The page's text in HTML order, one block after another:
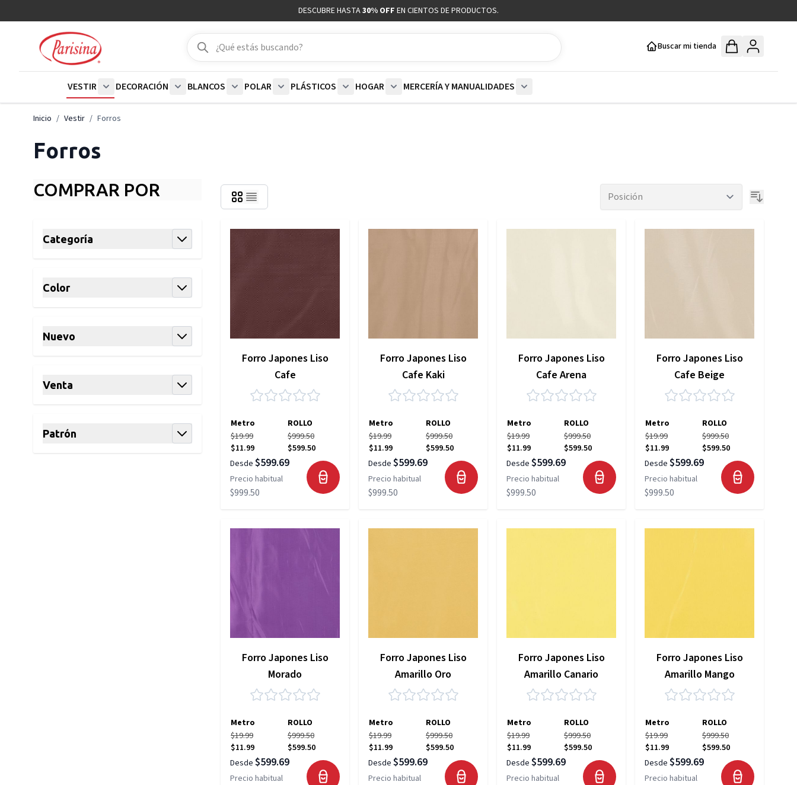
DESCUBRE HASTA30% OFF EN CIENTOS DE PRODUCTOS.
Buscar
Buscar
Buscar mi tienda
VESTIR
Show submenu for Vestir category
DECORACIÓN
BLANCOS
POLAR
PLÁSTICOS
HOGAR
MERCERÍA Y MANUALIDADES
Inicio / Vestir / Forros
Forros
COMPRAR POR
Categoría
Color
Nuevo
Venta
Patrón
Forro Japones Liso
Cafe
Metro
ROLLO
$19.99
$11.99
$999.50
$599.50
Desde $599.69
Precio habitual
$999.50
Forro Japones Liso
Cafe Kaki
Metro
ROLLO
$19.99
$11.99
$999.50
$599.50
Desde $599.69
Precio habitual
$999.50
Forro Japones Liso
Cafe Arena
Metro
ROLLO
$19.99
$11.99
$999.50
$599.50
Desde $599.69
Precio habitual
$999.50
Forro Japones Liso
Cafe Beige
Metro
ROLLO
$19.99
$11.99
$999.50
$599.50
Desde $599.69
Precio habitual
$999.50
Forro Japones Liso
Morado
Metro
ROLLO
$19.99
$11.99
$999.50
$599.50
Desde $599.69
Precio habitual
Forro Japones Liso
Amarillo Oro
Metro
ROLLO
$19.99
$11.99
$999.50
$599.50
Desde $599.69
Precio habitual
Forro Japones Liso
Amarillo Canario
Metro
ROLLO
$19.99
$11.99
$999.50
$599.50
Desde $599.69
Precio habitual
Forro Japones Liso
Amarillo Mango
Metro
ROLLO
$19.99
$11.99
$999.50
$599.50
Desde $599.69
Precio habitual